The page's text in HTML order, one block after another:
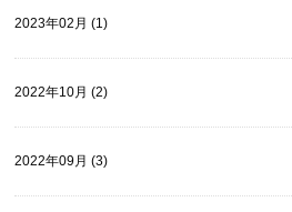
2023年02月 (1)
2022年10月 (2)
2022年09月 (3)